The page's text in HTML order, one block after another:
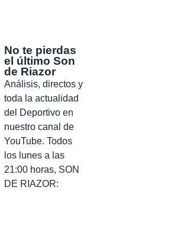
No te pierdas
el último Son
de Riazor
Análisis, directos y
toda la actualidad
del Deportivo en
nuestro canal de
YouTube. Todos
los lunes a las
21:00 horas, SON
DE RIAZOR: